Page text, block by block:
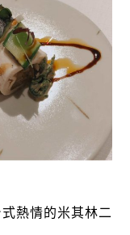
熱情的米其林二